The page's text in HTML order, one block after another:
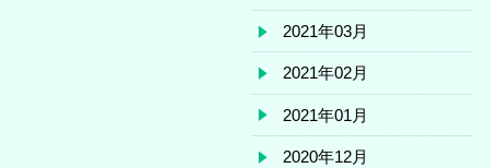
2021年03月
2021年02月
2021年01月
2020年12月